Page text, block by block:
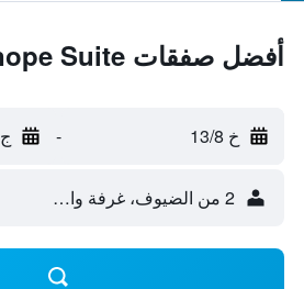
أفضل صفقات Parthenope Suite
خ 13/8 - ج 14/8
2 من الضيوف، غرفة واحدة